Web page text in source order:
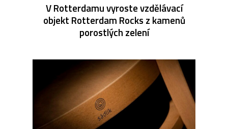
V Rotterdamu vyroste vzdělávací
objekt Rotterdam Rocks z kamenů
porostlých zelení